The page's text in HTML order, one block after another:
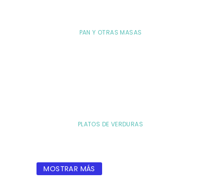
PAN Y OTRAS MASAS
PLATOS DE VERDURAS
MOSTRAR MÁS